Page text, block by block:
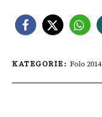
KATEGORIE: Folo 2014